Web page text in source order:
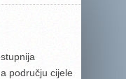
području cijele